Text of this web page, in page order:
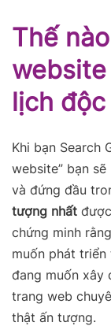
Thế
lịch độc
Khi bạn Search
website” bạn
và đứng đầu
tượng nhất
chứng minh
muốn phát triển
đang muốn xây
trang web
thật ấn tượng.